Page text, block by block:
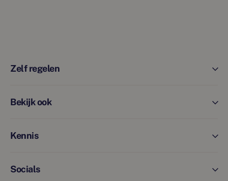
Zelf regelen
Bekijk ook
Kennis
Socials